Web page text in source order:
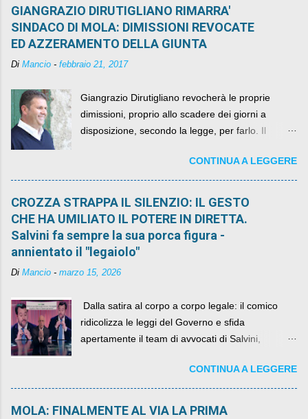
GIANGRAZIO DIRUTIGLIANO RIMARRA'
SINDACO DI MOLA: DIMISSIONI REVOCATE
ED AZZERAMENTO DELLA GIUNTA
Di Mancio - febbraio 21, 2017
Giangrazio Dirutigliano revocherà le proprie
dimissioni, proprio allo scadere dei giorni a
disposizione, secondo la legge, per farlo. Il
quelli che si auspicavano il contrario.CONTINUA A LEGGERE
CROZZA STRAPPA IL SILENZIO: IL GESTO
CHE HA UMILIATO IL POTERE IN DIRETTA.
Salvini fa sempre la sua porca figura -
annientato il "legaiolo"
Di Mancio - marzo 15, 2026
​ Dalla satira al corpo a corpo legale: il comico
ridicolizza le leggi del Governo e sfida
apertamente il team di avvocati di Salvini,
CONTINUA A LEGGERE
MOLA: FINALMENTE AL VIA LA PRIMA